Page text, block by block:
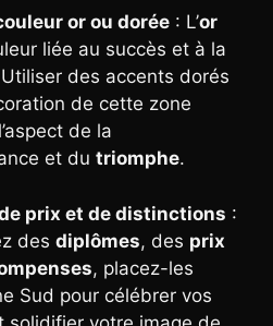
or ou dorée: L’or
liée au succès et à la
des accents dorés
de cette zone
de la
et du triomphe.
prix et de distinctions :
des diplômes, des prix
, placez-les
Sud pour célébrer vos